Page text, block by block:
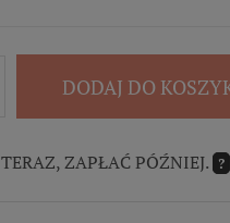
DODAJ DO
ZAPŁAĆ PÓŹNIEJ. ?